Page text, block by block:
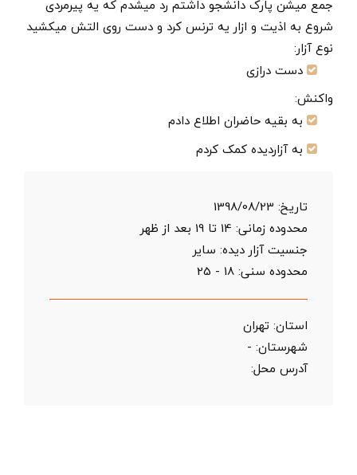
جمع میشن پارک دانشجو داشتم رد میشدم که یه پیرمردی
شروع به اذیت و ازار یه ترنس کرد و دست روی التش میکشید
نوع آزار:
دست درازی
واکنش:
به بقیه حاضران اطلاع دادم
به آزاردیده کمک کردم
تاریخ: 1398/08/23
محدوده زمانی: 14 تا 19 بعد از ظهر
جنسیت آزار دیده: سایر
محدوده سنی: 18 - 25
استان: تهران
شهرستان: -
آدرس محل: